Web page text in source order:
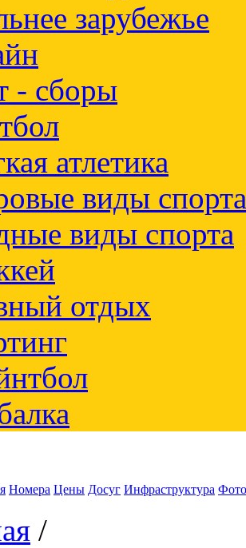
зарубежье
- сборы
атлетика
виды спорта
виды спорта
отдых
Номера Цены Досуг Инфраструктура Фото
/